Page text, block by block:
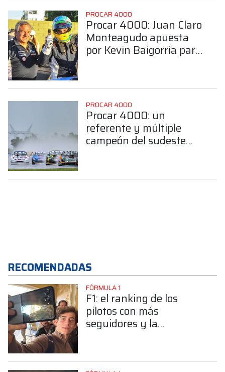
PROCAR 4000
Procar 4000: Juan Claro
Monteagudo apuesta
por Kevin Baigorría para
PROCAR 4000
Procar 4000: un
referente y múltiple
campeón del sudeste
RECOMENDADAS
FÓRMULA 1
F1: el ranking de los
pilotos con más
seguidores y la